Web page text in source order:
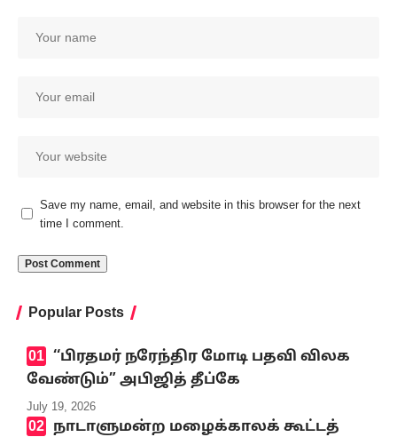
Save my name, email, and website in this browser for the next
time I comment.
Popular Posts
‘‘பிரதமர் நரேந்திர மோடி பதவி விலக
வேண்டும்” அபிஜித் தீப்கே
July 19, 2026
நாடாளுமன்ற மழைக்காலக் கூட்டத்